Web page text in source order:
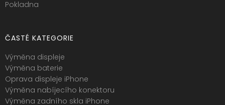
Pokladna
ČASTÉ KATEGORIE
Výměna displeje
Výměna baterie
Oprava displeje iPhone
Výměna nabíjecího konektoru
Výměna zadního skla iPhone